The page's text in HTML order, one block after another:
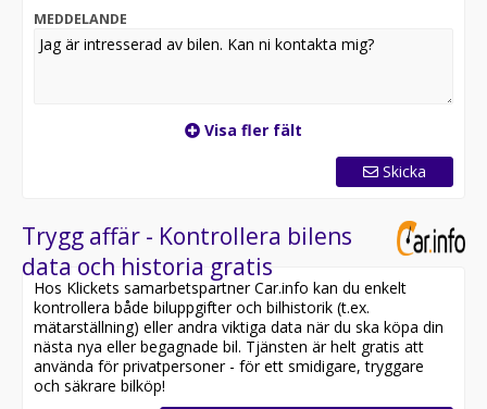
med broms för fordon, fotgängare och cyklister • KESSY
nyckelfritt lås och start • Navigation med 13 tums
infotainment • Trådlös SmartLink för Apple CarPlay och
3 års vagnskadegaranti
3 års lackgaranti
iV batterigaranti 8 år eller 16 000 mil
12 års rostskyddsgaranti mot genomrostning
2 års garanti på Skoda Original reservdelar och
tillbehör
SKÄM BORT DIN SKODA
Med Skoda Försäkring får din bil ett skydd som är
MEDDELANDE
Visa fler fält
Skicka
Trygg affär - Kontrollera bilens
data och historia gratis
Hos Klickets samarbetspartner Car.info kan du enkelt
kontrollera både biluppgifter och bilhistorik (t.ex.
mätarställning) eller andra viktiga data när du ska köpa din
nästa nya eller begagnade bil. Tjänsten är helt gratis att
använda för privatpersoner - för ett smidigare, tryggare
och säkrare bilköp!